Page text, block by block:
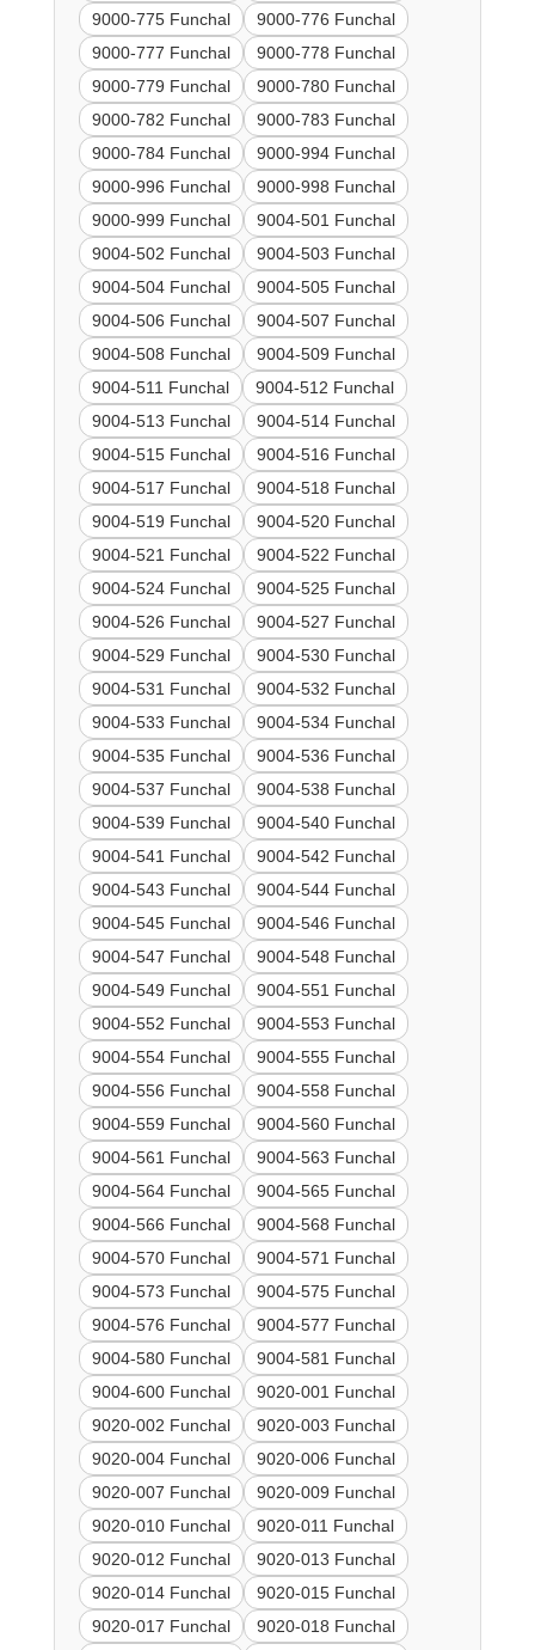
9000-775 Funchal
9000-776 Funchal
9000-777 Funchal
9000-778 Funchal
9000-779 Funchal
9000-780 Funchal
9000-782 Funchal
9000-783 Funchal
9000-784 Funchal
9000-994 Funchal
9000-996 Funchal
9000-998 Funchal
9000-999 Funchal
9004-501 Funchal
9004-502 Funchal
9004-503 Funchal
9004-504 Funchal
9004-505 Funchal
9004-506 Funchal
9004-507 Funchal
9004-508 Funchal
9004-509 Funchal
9004-511 Funchal
9004-512 Funchal
9004-513 Funchal
9004-514 Funchal
9004-515 Funchal
9004-516 Funchal
9004-517 Funchal
9004-518 Funchal
9004-519 Funchal
9004-520 Funchal
9004-521 Funchal
9004-522 Funchal
9004-524 Funchal
9004-525 Funchal
9004-526 Funchal
9004-527 Funchal
9004-529 Funchal
9004-530 Funchal
9004-531 Funchal
9004-532 Funchal
9004-533 Funchal
9004-534 Funchal
9004-535 Funchal
9004-536 Funchal
9004-537 Funchal
9004-538 Funchal
9004-539 Funchal
9004-540 Funchal
9004-541 Funchal
9004-542 Funchal
9004-543 Funchal
9004-544 Funchal
9004-545 Funchal
9004-546 Funchal
9004-547 Funchal
9004-548 Funchal
9004-549 Funchal
9004-551 Funchal
9004-552 Funchal
9004-553 Funchal
9004-554 Funchal
9004-555 Funchal
9004-556 Funchal
9004-558 Funchal
9004-559 Funchal
9004-560 Funchal
9004-561 Funchal
9004-563 Funchal
9004-564 Funchal
9004-565 Funchal
9004-566 Funchal
9004-568 Funchal
9004-570 Funchal
9004-571 Funchal
9004-573 Funchal
9004-575 Funchal
9004-576 Funchal
9004-577 Funchal
9004-580 Funchal
9004-581 Funchal
9004-600 Funchal
9020-001 Funchal
9020-002 Funchal
9020-003 Funchal
9020-004 Funchal
9020-006 Funchal
9020-007 Funchal
9020-009 Funchal
9020-010 Funchal
9020-011 Funchal
9020-012 Funchal
9020-013 Funchal
9020-014 Funchal
9020-015 Funchal
9020-017 Funchal
9020-018 Funchal